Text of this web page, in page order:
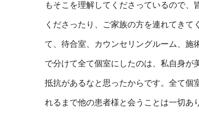
もそこを理解してくださっているので
くださったり、ご家族の方を連れてき
て、待合室、カウンセリングルーム、施
で分けて全て個室にしたのは、私自身が
抵抗があるなと思ったからです。全て個
れるまで他の患者様と会うことは一切あ